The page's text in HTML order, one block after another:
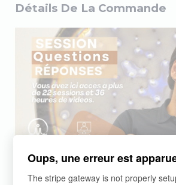
Events &
Corporate
Détails De La Commande
Sessions Questions et
Oups, une erreur est
The stripe gateway is not properly